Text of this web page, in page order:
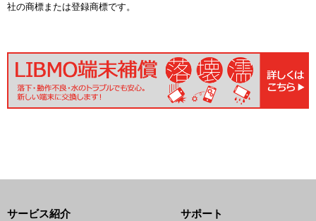
社の商標または登録商標です。
サービス紹介 サポート